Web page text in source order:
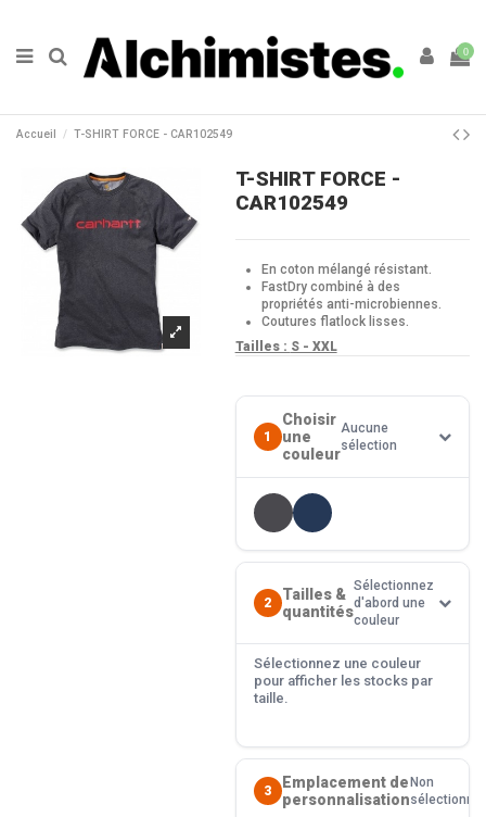
0
Accueil T-SHIRT FORCE - CAR102549
T-SHIRT FORCE -
CAR102549
En coton mélangé résistant.
FastDry combiné à des
propriétés anti-microbiennes.
Coutures flatlock lisses.
Tailles : S - XXL
1
Choisir
une
couleur
Aucune
sélection
2
Tailles &
quantités
Sélectionnez
d'abord une
couleur
Sélectionnez une couleur
pour afficher les stocks par
taille.
3
Emplacement de
personnalisation
Non
sélectionné